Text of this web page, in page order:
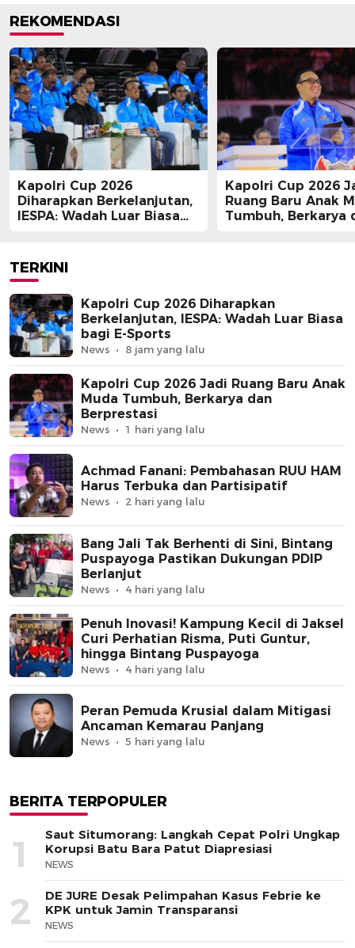
REKOMENDASI
Kapolri Cup 2026
Diharapkan Berkelanjutan,
IESPA: Wadah Luar Biasa
Kapolri Cup 2026
Ruang Baru Anak
Tumbuh, Berkarya
TERKINI
Kapolri Cup 2026 Diharapkan
Berkelanjutan, IESPA: Wadah Luar Biasa
bagi E-Sports
News 8 jam yang lalu
Kapolri Cup 2026 Jadi Ruang Baru Anak
Muda Tumbuh, Berkarya dan
Berprestasi
News 1 hari yang lalu
Achmad Fanani: Pembahasan RUU HAM
Harus Terbuka dan Partisipatif
News 2 hari yang lalu
Bang Jali Tak Berhenti di Sini, Bintang
Puspayoga Pastikan Dukungan PDIP
Berlanjut
News 4 hari yang lalu
Penuh Inovasi! Kampung Kecil di Jaksel
Curi Perhatian Risma, Puti Guntur,
hingga Bintang Puspayoga
News 4 hari yang lalu
Peran Pemuda Krusial dalam Mitigasi
Ancaman Kemarau Panjang
News 5 hari yang lalu
BERITA TERPOPULER
1
Saut Situmorang: Langkah Cepat Polri Ungkap
Korupsi Batu Bara Patut Diapresiasi
NEWS
2
DE JURE Desak Pelimpahan Kasus Febrie ke
KPK untuk Jamin Transparansi
NEWS